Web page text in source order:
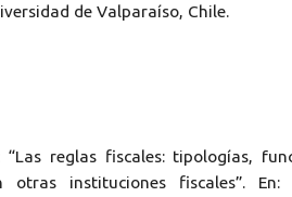
de Valparaíso, Chile.
reglas fiscales: tipologías,
otras instituciones fiscales”. En: